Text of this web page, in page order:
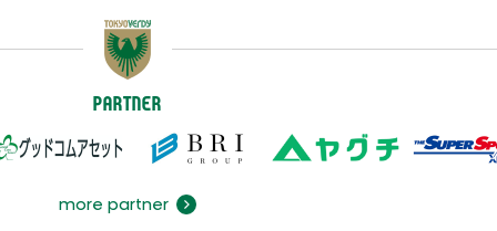
PARTNER
more partner